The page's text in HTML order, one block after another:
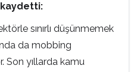
kaydetti:
sınırlı düşünmemek
da mobbing
Son yıllarda kamu